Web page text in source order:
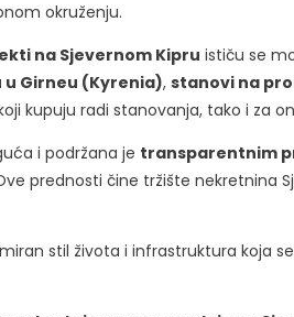
okruženju.
na Sjevernom Kipru ističu se
Girneu (Kyrenia), stanovi na
kupuju radi stanovanja, tako i za
i podržana je transparentnim
prednosti čine tržište nekretnina
stil života i infrastruktura koja